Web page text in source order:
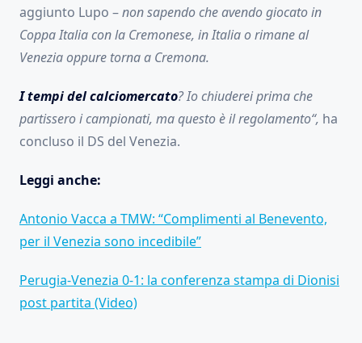
aggiunto Lupo –non sapendo che avendo giocato in
Coppa Italia con la Cremonese, in Italia o rimane al
Venezia oppure torna a Cremona.
I tempi del calciomercato? Io chiuderei prima che
partissero i campionati, ma questo è il regolamento“, ha
concluso il DS del Venezia.
Leggi anche:
Antonio Vacca a TMW: “Complimenti al Benevento,
per il Venezia sono incedibile”
Perugia-Venezia 0-1: la conferenza stampa di Dionisi
post partita (Video)